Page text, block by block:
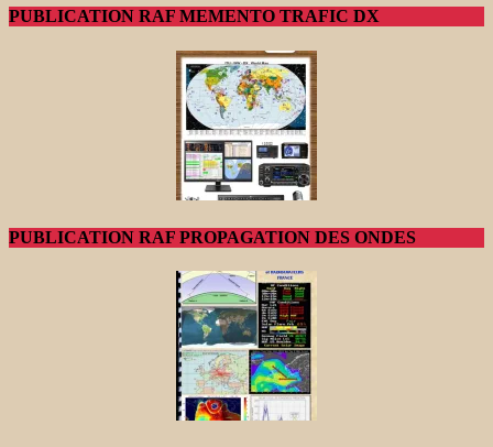
PUBLICATION RAF MEMENTO TRAFIC DX
PUBLICATION RAF PROPAGATION DES ONDES